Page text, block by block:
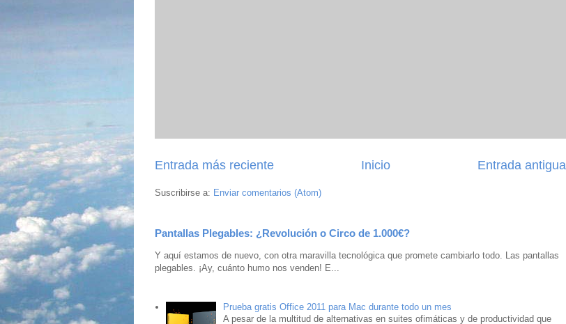
Entrada más reciente Entrada antigua
Inicio
Suscribirse a: Enviar comentarios (Atom)
Pantallas Plegables: ¿Revolución o Circo de 1.000€?
Y aquí estamos de nuevo, con otra maravilla tecnológica que promete cambiarlo todo. Las pantallas
plegables. ¡Ay, cuánto humo nos venden! E...
Prueba gratis Office 2011 para Mac durante todo un mes
A pesar de la multitud de alternativas en suites ofimáticas y de productividad que